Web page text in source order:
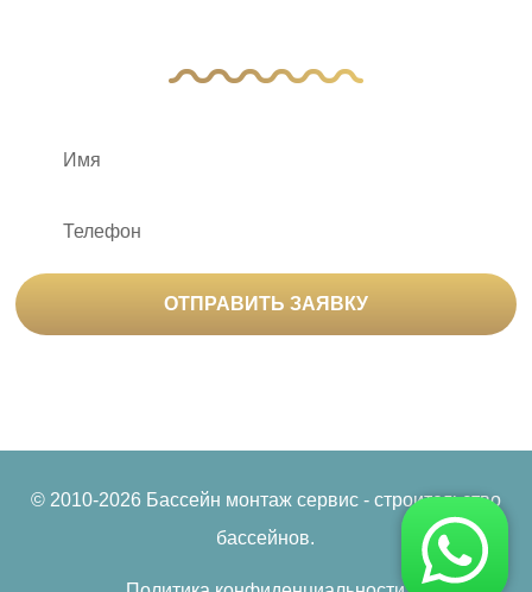
ОТПРАВИТЬ ЗАЯВКУ
© 2010-2026 Бассейн монтаж сервис - строительство
бассейнов.